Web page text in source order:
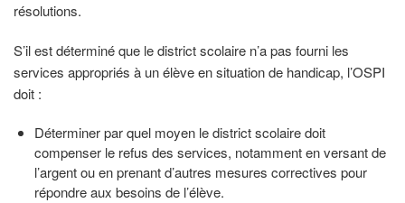
résolutions.
S’il est déterminé que le district scolaire n’a pas fourni les
services appropriés à un élève en situation de handicap, l’OSPI
doit :
Déterminer par quel moyen le district scolaire doit
compenser le refus des services, notamment en versant de
l’argent ou en prenant d’autres mesures correctives pour
répondre aux besoins de l’élève.